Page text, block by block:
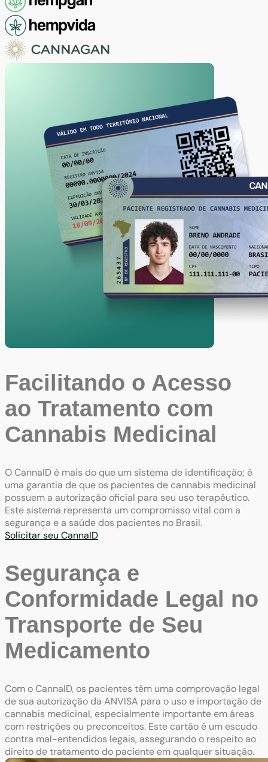
Facilitando o Acesso
ao Tratamento com
Cannabis Medicinal
O CannaID é mais do que um sistema de identificação; é
uma garantia de que os pacientes de cannabis medicinal
possuem a autorização oficial para seu uso terapêutico.
Este sistema representa um compromisso vital com a
segurança e a saúde dos pacientes no Brasil.
Solicitar seu CannaID
Segurança e
Conformidade Legal no
Transporte de Seu
Medicamento
Com o CannaID, os pacientes têm uma comprovação legal
de sua autorização da ANVISA para o uso e importação de
cannabis medicinal, especialmente importante em áreas
com restrições ou preconceitos. Este cartão é um escudo
contra mal-entendidos legais, assegurando o respeito ao
direito de tratamento do paciente em qualquer situação.